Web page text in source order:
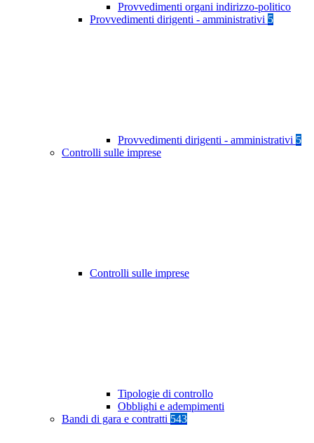
Provvedimenti organi indirizzo-politico
Provvedimenti dirigenti - amministrativi 5
Provvedimenti dirigenti - amministrativi 5
Controlli sulle imprese
Controlli sulle imprese
Tipologie di controllo
Obblighi e adempimenti
Bandi di gara e contratti 543